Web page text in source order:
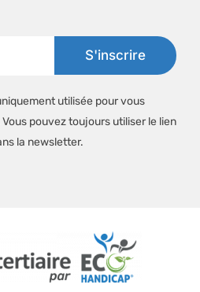
utilisée pour vous
pouvez toujours utiliser le lien
la newsletter.